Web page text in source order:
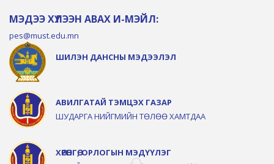
МЭДЭЭ ХҮЛЭЭН АВАХ И-МЭЙЛ:
pes@must.edu.mn
ШИЛЭН ДАНСНЫ МЭДЭЭЛЭЛ
АВИЛГАТАЙ ТЭМЦЭХ ГАЗАР
ШУДАРГА НИЙГМИЙН ТӨЛӨӨ ХАМТДАА
ХӨРӨНГӨ, ОРЛОГЫН МЭДҮҮЛЭГ